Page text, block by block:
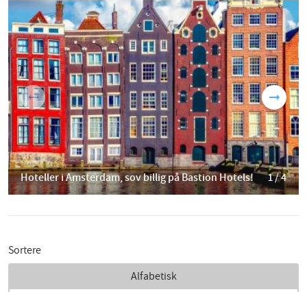
Hoteller i Amsterdam, sov billig på Bastion Hotels! 1 / 4
Sortere
Alfabetisk